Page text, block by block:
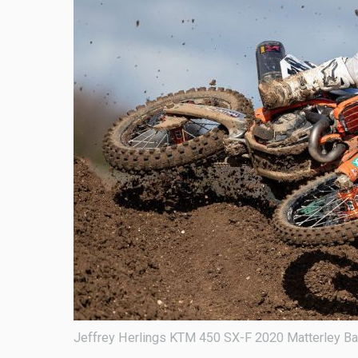
Jeffrey Herlings KTM 450 SX-F 2020 Matterley